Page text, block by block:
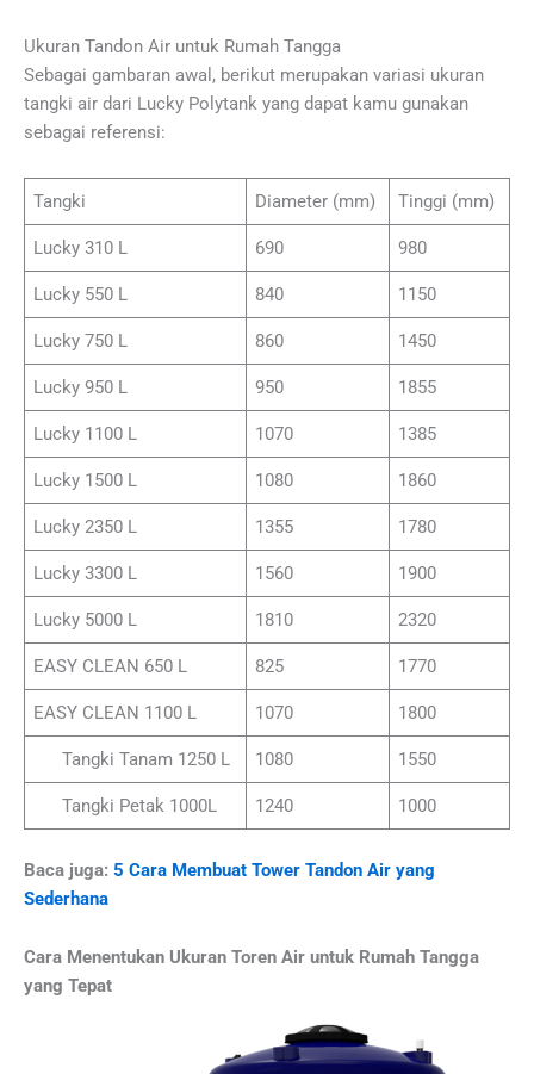
Ukuran Tandon Air untuk Rumah Tangga
Sebagai gambaran awal, berikut merupakan variasi ukuran
tangki air dari Lucky Polytank yang dapat kamu gunakan
sebagai referensi:
Tangki Diameter (mm) Tinggi (mm)
Lucky 310 L 690 980
Lucky 550 L 840 1150
Lucky 750 L 860 1450
Lucky 950 L 950 1855
Lucky 1100 L 1070 1385
Lucky 1500 L 1080 1860
Lucky 2350 L 1355 1780
Lucky 3300 L 1560 1900
Lucky 5000 L 1810 2320
EASY CLEAN 650 L 825 1770
EASY CLEAN 1100 L 1070 1800
Tangki Tanam 1250 L 1080 1550
Tangki Petak 1000L 1240 1000
Baca juga: 5 Cara Membuat Tower Tandon Air yang
Sederhana
Cara Menentukan Ukuran Toren Air untuk Rumah Tangga
yang Tepat